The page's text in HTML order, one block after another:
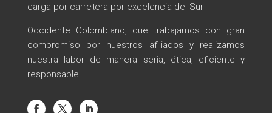
carga por carretera por excelencia del Sur
Occidente Colombiano, que trabajamos con gran
compromiso por nuestros afiliados y realizamos
nuestra labor de manera seria, ética, eficiente y
responsable.